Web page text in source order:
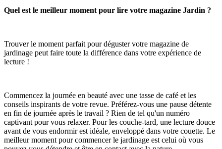
Quel est le meilleur moment pour lire votre magazine Jardin ?
Trouver le moment parfait pour déguster votre magazine de
jardinage peut faire toute la différence dans votre expérience de
lecture !
Commencez la journée en beauté avec une tasse de café et les
conseils inspirants de votre revue. Préférez-vous une pause détente
en fin de journée après le travail ? Rien de tel qu'un numéro
captivant pour vous relaxer. Pour les couche-tard, une lecture douce
avant de vous endormir est idéale, enveloppé dans votre couette. Le
meilleur moment pour commencer le jardinage est celui où vous